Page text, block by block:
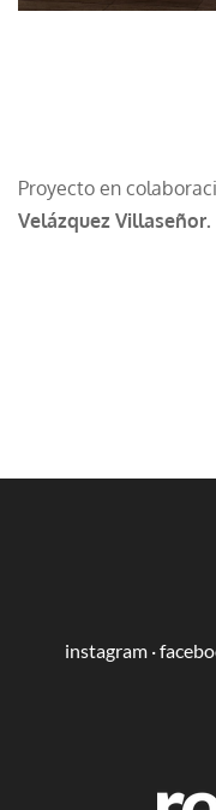
​Proyecto en
Velázquez Villaseñor.
instagram·